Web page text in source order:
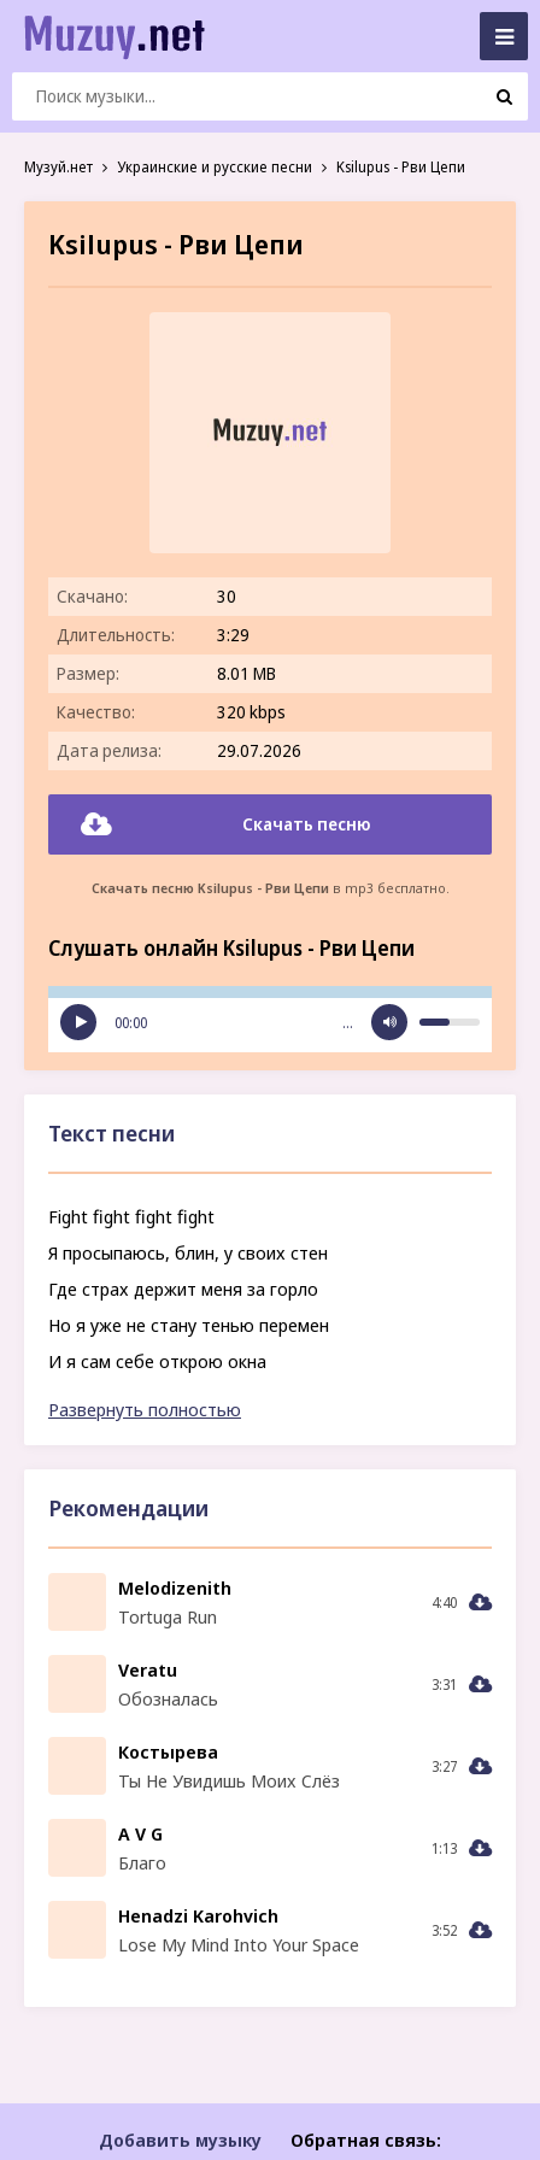
Музуй.нет Украинские и русские песни Ksilupus - Рви Цепи
Ksilupus - Рви Цепи
Скачано:
30
Длительность:
3:29
Размер:
8.01 MB
Качество:
320 kbps
Дата релиза:
29.07.2026
Скачать песню
Скачать песню Ksilupus - Рви Цепи в mp3 бесплатно.
Слушать онлайн Ksilupus - Рви Цепи
00:00 …
Текст песни
Fight fight fight fight
Я просыпаюсь, блин, у своих стен
Где страх держит меня за горло
Но я уже не стану тенью перемен
И я сам себе открою окна
сегодня хочет восстать
Слышишь, как ревет изнутри
Развернуть полностью
Рекомендации
Melodizenith
Tortuga Run
4:40
Veratu
Обозналась
3:31
Костырева
Ты Не Увидишь Моих Слёз
3:27
A V G
Благо
1:13
Henadzi Karohvich
Lose My Mind Into Your Space
3:52
Добавить музыку Обратная связь: